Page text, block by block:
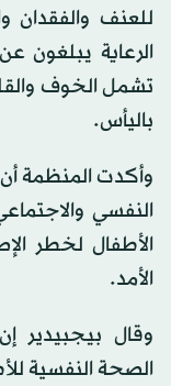
للعنف والفقدان
الرعاية يبلغون
تشمل الخوف
باليأس.
وأكدت المنظمة
النفسي
الأطفال لخطر
الأمد.
وقال بيجبيدير
الصحة النفسية